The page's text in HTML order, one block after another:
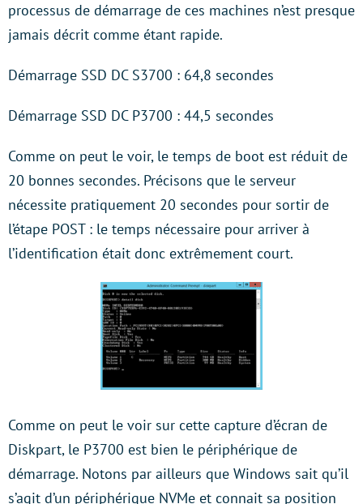
processus de démarrage de ces machines n’est presque
jamais décrit comme étant rapide.
Démarrage SSD DC S3700 : 64,8 secondes
Démarrage SSD DC P3700 : 44,5 secondes
Comme on peut le voir, le temps de boot est réduit de
20 bonnes secondes. Précisons que le serveur
nécessite pratiquement 20 secondes pour sortir de
l’étape POST : le temps nécessaire pour arriver à
l’identification était donc extrêmement court.
Comme on peut le voir sur cette capture d’écran de
Diskpart, le P3700 est bien le périphérique de
démarrage. Notons par ailleurs que Windows sait qu’il
s’agit d’un périphérique NVMe et connait sa position